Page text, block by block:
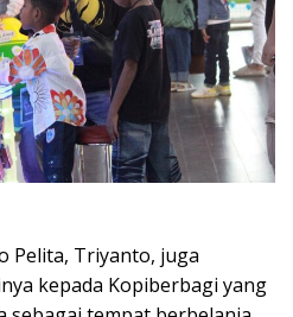
Pelita, Triyanto, juga
kepada Kopiberbagi yang